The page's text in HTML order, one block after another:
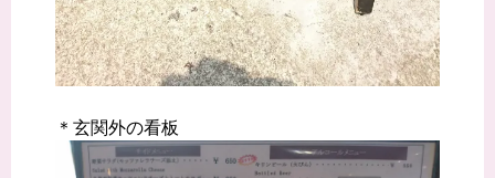
＊玄関外の看板